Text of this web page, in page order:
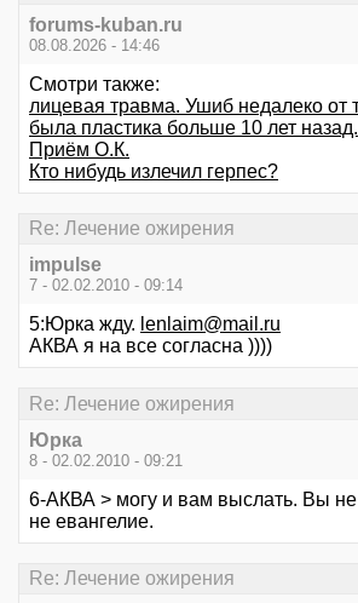
forums-kuban.ru
08.08.2026 - 14:46
Смотри также:
лицевая травма. Ушиб недалеко от
была пластика больше 10 лет назад.
Приём О.К.
Кто нибудь излечил герпес?
Re: Лечение ожирения
impulse
7 - 02.02.2010 - 09:14
5:Юрка жду. lenlaim@mail.ru
АКВА я на все согласна ))))
Re: Лечение ожирения
Юрка
8 - 02.02.2010 - 09:21
6-АКВА > могу и вам выслать. Вы не
не евангелие.
Re: Лечение ожирения